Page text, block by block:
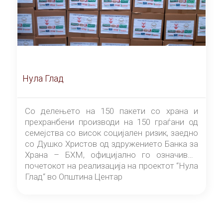
Нула Глад
Со делењето на 150 пакети со храна и
прехранбени производи на 150 граѓани од
семејства со висок социјален ризик, заедно
со Душко Христов од здружението Банка за
Храна – БХМ, официјално го означивме
почетокот на реализација на проектот “Нула
Глад“ во Општина Центар